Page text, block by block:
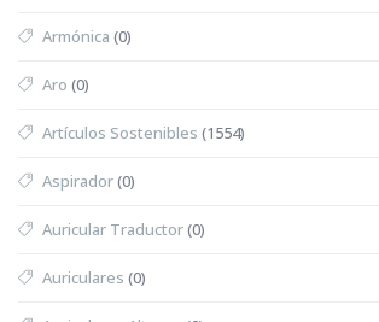
Armónica (0)
Aro (0)
Artículos Sostenibles (1554)
Aspirador(0)
Auricular Traductor(0)
Auriculares (0)